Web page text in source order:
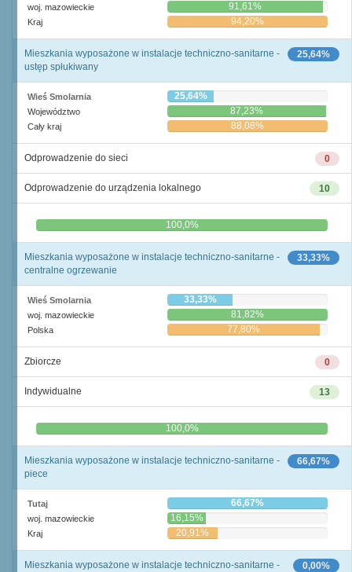
woj. mazowieckie 91,61%
Kraj 94,20%
25,64%
Mieszkania wyposażone w instalacje techniczno-sanitarne -
ustęp spłukiwany
Wieś Smolarnia 25,64%
Województwo 87,23%
Cały kraj 88,08%
0
Odprowadzenie do sieci
10
Odprowadzenie do urządzenia lokalnego
0,0% 100,0%
33,33%
Mieszkania wyposażone w instalacje techniczno-sanitarne -
centralne ogrzewanie
Wieś Smolarnia 33,33%
woj. mazowieckie 81,82%
Polska 77,80%
0
Zbiorcze
13
Indywidualne
0,0% 100,0%
66,67%
Mieszkania wyposażone w instalacje techniczno-sanitarne -
piece
Tutaj 66,67%
woj. mazowieckie 16,15%
Kraj 20,91%
0,00%
Mieszkania wyposażone w instalacje techniczno-sanitarne -